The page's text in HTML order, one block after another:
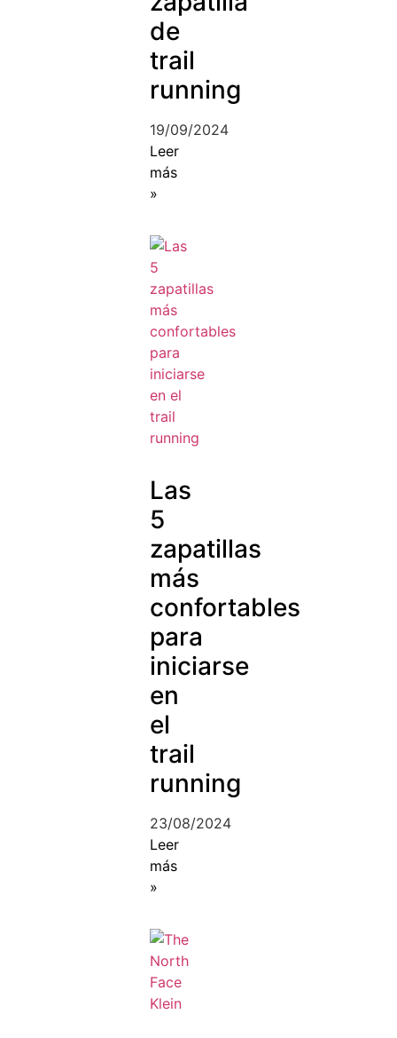
de
trail
running
19/09/2024
Leer
más
»
Las
5
zapatillas
más
confortables
para
iniciarse
en
el
trail
running
23/08/2024
Leer
más
»